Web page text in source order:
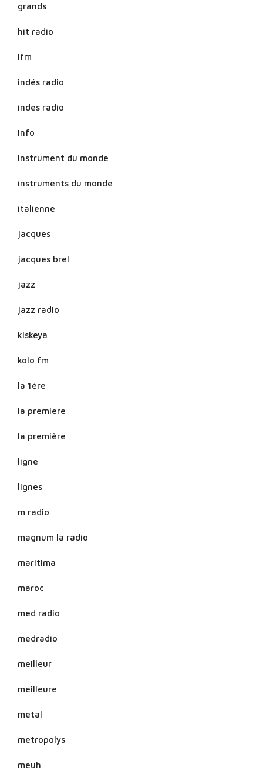
grands
hit radio
ifm
indés radio
indes radio
info
instrument du monde
instruments du monde
italienne
jacques
jacques brel
jazz
jazz radio
kiskeya
kolo fm
la 1ère
la premiere
la première
ligne
lignes
m radio
magnum la radio
maritima
maroc
med radio
medradio
meilleur
meilleure
metal
metropolys
meuh